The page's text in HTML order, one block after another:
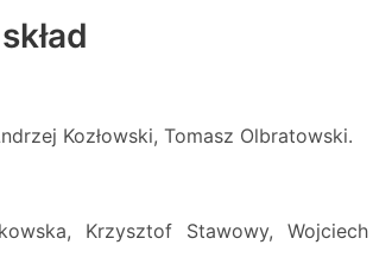
Kozłowski, Tomasz Olbratowski.
Krzysztof Stawowy, Wojciech